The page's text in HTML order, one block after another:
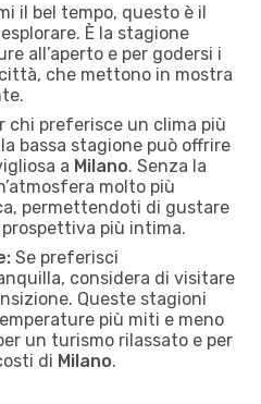
il bel tempo, questo è il
È la stagione
all’aperto e per godersi i
che mettono in mostra
chi preferisce un clima più
bassa stagione può offrire
a Milano. Senza la
molto più
permettendoti di gustare
più intima.
Se preferisci
considera di visitare
Queste stagioni
più miti e meno
un turismo rilassato e per
di Milano.